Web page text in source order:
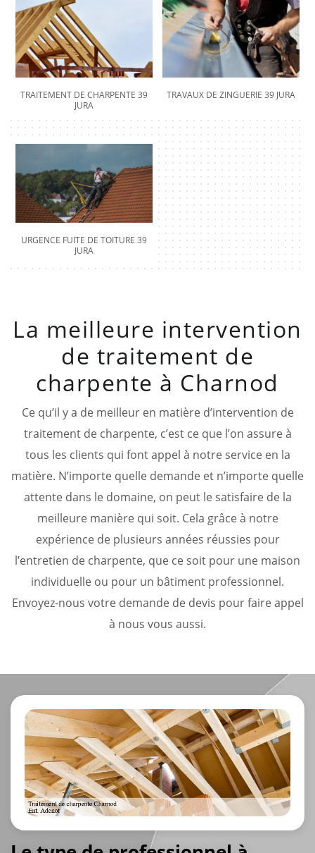
TRAITEMENT DE CHARPENTE 39
JURA
TRAVAUX DE ZINGUERIE 39 JURA
URGENCE FUITE DE TOITURE 39
JURA
La meilleure intervention
de traitement de
charpente à Charnod
Ce qu’il y a de meilleur en matière d’intervention de
traitement de charpente, c’est ce que l’on assure à
tous les clients qui font appel à notre service en la
matière. N’importe quelle demande et n’importe quelle
attente dans le domaine, on peut le satisfaire de la
meilleure manière qui soit. Cela grâce à notre
expérience de plusieurs années réussies pour
l’entretien de charpente, que ce soit pour une maison
individuelle ou pour un bâtiment professionnel.
Envoyez-nous votre demande de devis pour faire appel
à nous vous aussi.